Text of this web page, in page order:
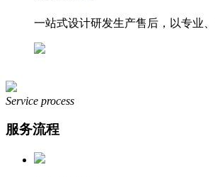
一站式设计研发生产售后，以专业
Service process
服务流程